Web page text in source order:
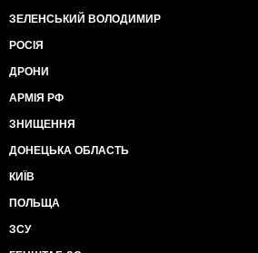
ЗЕЛЕНСЬКИЙ ВОЛОДИМИР
РОСІЯ
ДРОНИ
АРМІЯ РФ
ЗНИЩЕННЯ
ДОНЕЦЬКА ОБЛАСТЬ
КИЇВ
ПОЛЬЩА
ЗСУ